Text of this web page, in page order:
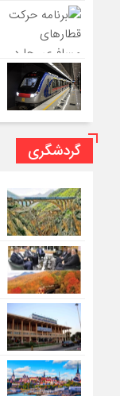
گردشگری